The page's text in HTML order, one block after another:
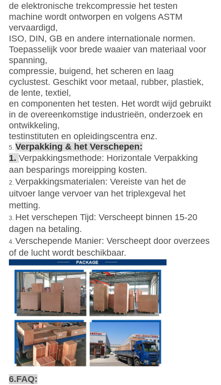
de elektronische trekcompressie het testen
machine wordt ontworpen en volgens ASTM
vervaardigd,
ISO, DIN, GB en andere internationale normen.
Toepasselijk voor brede waaier van materiaal voor
spanning,
compressie, buigend, het scheren en laag
cyclustest. Geschikt voor metaal, rubber, plastiek,
de lente, textiel,
en componenten het testen. Het wordt wijd gebruikt
in de overeenkomstige industrieën, onderzoek en
ontwikkeling,
testinstituten en opleidingscentra enz.
5. Verpakking & het Verschepen:
1. Verpakkingsmethode: Horizontale Verpakking
aan besparings moreipping kosten.
2. Verpakkingsmaterialen: Vereiste van het de
uitvoer lange vervoer van het triplexgeval het
metting.
3. Het verschepen Tijd: Verscheept binnen 15-20
dagen na betaling.
4. Verschepende Manier: Verscheept door overzees
of de lucht wordt beschikbaar.
6.FAQ: